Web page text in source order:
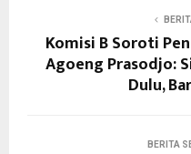
Komisi B Soroti
Agoeng Prasodjo:
Dulu,
BERITA